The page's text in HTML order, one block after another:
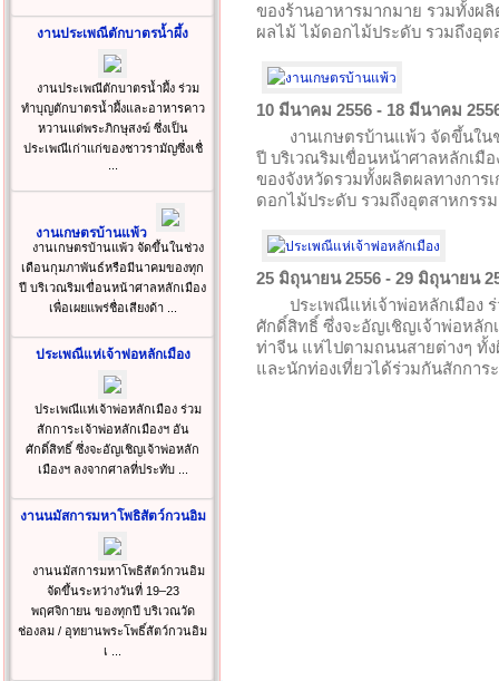
งานประเพณีตักบาตรน้ำผึ้ง
งานประเพณีตักบาตรน้ำผึ้ง ร่วม
ทำบุญตักบาตรน้ำผึ้งและอาหารคาว
หวานแด่พระภิกษุสงฆ์ ซึ่งเป็น
ประเพณีเก่าแก่ของชาวรามัญซึ่งเชื่
งานเกษตรบ้านแพ้ว
งานเกษตรบ้านแพ้ว จัดขึ้นในช่วง
เดือนกุมภาพันธ์หรือมีนาคมของทุก
ปี บริเวณริมเขื่อนหน้าศาลหลักเมือง
เพื่อเผยแพร่ชื่อเสียงด้า ...
ประเพณีแห่เจ้าพ่อหลักเมือง
ประเพณีแห่เจ้าพ่อหลักเมือง ร่วม
สักการะเจ้าพ่อหลักเมืองฯ อัน
ศักดิ์สิทธิ์ ซึ่งจะอัญเชิญเจ้าพ่อหลัก
เมืองฯ ลงจากศาลที่ประทับ ...
งานนมัสการมหาโพธิสัตว์กวนอิม
งานนมัสการมหาโพธิสัตว์กวนอิม
จัดขึ้นระหว่างวันที่ 19–23
พฤศจิกายน ของทุกปี บริเวณวัด
ช่องลม / อุทยานพระโพธิ์สัตว์กวนอิม
เ ...
ของร้านอาหารมากมาย รวมทั้งผ
ผลไม้ ไม้ดอกไม้ประดับ รวมถึงอุ
10 มีนาคม 2556 - 18 มีนาคม
งานเกษตรบ้านแพ้ว จัดขึ้นใ
ปี บริเวณริมเขื่อนหน้าศาลหลักเมือ
ของจังหวัดรวมทั้งผลิตผลทางการ
ดอกไม้ประดับ รวมถึงอุตสาหกรร
25 มิถุนายน 2556 - 29 มิถุนายน
ประเพณีแห่เจ้าพ่อหลักเมือง
ศักดิ์สิทธิ์ ซึ่งจะอัญเชิญเจ้าพ่อหลัก
ท่าจีน แห่ไปตามถนนสายต่างๆ ทั้
และนักท่องเที่ยวได้ร่วมกันสักการ